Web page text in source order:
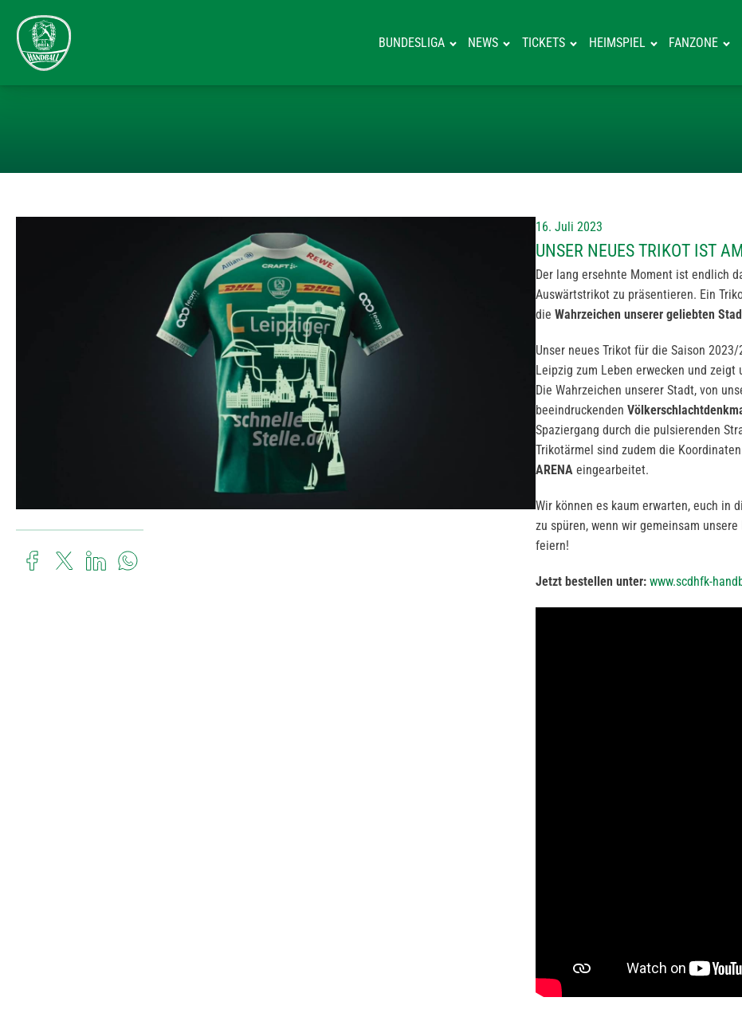
BUNDESLIGA NEWS TICKETS HEIMSPIEL FANZONE
16. Juli 2023
UNSER NEUES TRIKOT IST
Der lang ersehnte Moment ist endlich
Auswärtstrikot zu präsentieren. Ein
die Wahrzeichen unserer geliebten
Unser neues Trikot für die Saison
Leipzig zum Leben erwecken und
Die Wahrzeichen unserer Stadt, von
beeindruckenden
Spaziergang durch die pulsierenden
Trikotärmel sind zudem die
ARENA eingearbeitet.
Wir können es kaum erwarten, euch in
zu spüren, wenn wir gemeinsam
feiern!
Jetzt bestellen unter: www.scdhfk-